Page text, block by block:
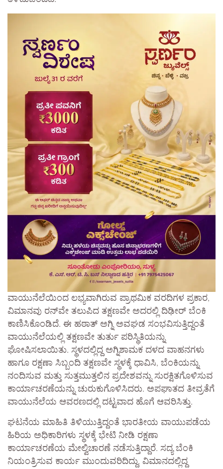
ವಾಯುನೆಲೆಯಿಂದ ಲಭ್ಯವಾಗಿರುವ ಪ್ರಾಥಮಿಕ ವರದಿಗಳ ಪ್ರಕಾರ,
ವಿಮಾನವು ರನ್‌ವೇ ತಲುಪಿದ ತಕ್ಷಣವೇ ಅದರಲ್ಲಿ ದಿಢೀರ್ ಬೆಂಕಿ
ಕಾಣಿಸಿಕೊಂಡಿದೆ. ಈ ಹಠಾತ್ ಅಗ್ನಿ ಅವಘಡ ಸಂಭವಿಸುತ್ತಿದ್ದಂತೆ
ವಾಯುನೆಲೆಯಲ್ಲಿ ತಕ್ಷಣವೇ ತುರ್ತು ಪರಿಸ್ಥಿತಿಯನ್ನು
ಘೋಷಿಸಲಾಯಿತು. ಸ್ಥಳದಲ್ಲಿದ್ದ ಅಗ್ನಿಶಾಮಕ ದಳದ ವಾಹನಗಳು
ಹಾಗೂ ರಕ್ಷಣಾ ಸಿಬ್ಬಂದಿ ತಕ್ಷಣವೇ ಸ್ಥಳಕ್ಕೆ ಧಾವಿಸಿ, ಬೆಂಕಿಯನ್ನು
ನಂದಿಸುವ ಮತ್ತು ಸುತ್ತಮುತ್ತಲಿನ ಪ್ರದೇಶವನ್ನು ಸುರಕ್ಷಿತಗೊಳಿಸುವ
ಕಾರ್ಯಾಚರಣೆಯನ್ನು ಚುರುಕುಗೊಳಿಸಿದರು. ಅಪಘಾತದ ತೀವ್ರತೆಗೆ
ವಾಯುನೆಲೆಯ ಆವರಣದಲ್ಲಿ ದಟ್ಟವಾದ ಹೊಗೆ ಆವರಿಸಿತ್ತು.
ಘಟನೆಯ ಮಾಹಿತಿ ತಿಳಿಯುತ್ತಿದ್ದಂತೆ ಭಾರತೀಯ ವಾಯುಪಡೆಯ
ಹಿರಿಯ ಅಧಿಕಾರಿಗಳು ಸ್ಥಳಕ್ಕೆ ಭೇಟಿ ನೀಡಿ ರಕ್ಷಣಾ
ಕಾರ್ಯಾಚರಣೆಯ ಮೇಲ್ವಿಚಾರಣೆ ನಡೆಸುತ್ತಿದ್ದಾರೆ. ಸದ್ಯ ಬೆಂಕಿ
ನಿಯಂತ್ರಿಸುವ ಕಾರ್ಯ ಮುಂದುವರಿದಿದ್ದು, ವಿಮಾನದಲ್ಲಿದ್ದ